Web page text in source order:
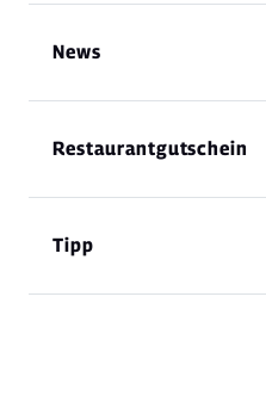
News
Restaurantgutschein
Tipp